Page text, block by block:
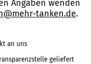
Angaben wenden
tanken.de.
an uns
geliefert